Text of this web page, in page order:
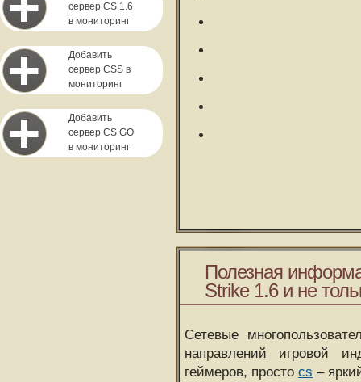
сервер CS 1.6
в мониторинг
Добавить
сервер CSS в
мониторинг
Добавить
сервер CS GO
в мониторинг
Полезная
Strike 1.6 и не
Сетевые
направлений игровой
геймеров, простоcs –